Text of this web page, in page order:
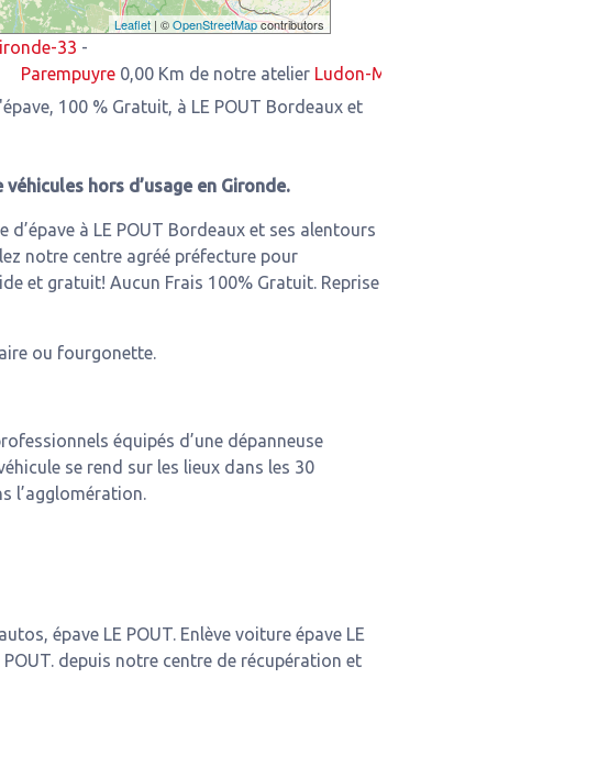
Leaflet | ©OpenStreetMapcontributors
33 -
0,00 Km de notre atelierLudon-Médoc3,93 Km de notre atelier
100 % Gratuit, à LE POUT Bordeaux et
hors d’usage en Gironde.
à LE POUT Bordeaux et ses alentours
notre centre agréé préfecture pour
et gratuit! Aucun Frais 100% Gratuit. Reprise
ou fourgonette.
équipés d’une dépanneuse
se rend sur les lieux dans les 30
l’agglomération.
épave LE POUT. Enlève voiture épave LE
POUT. depuis notre centre de récupération et